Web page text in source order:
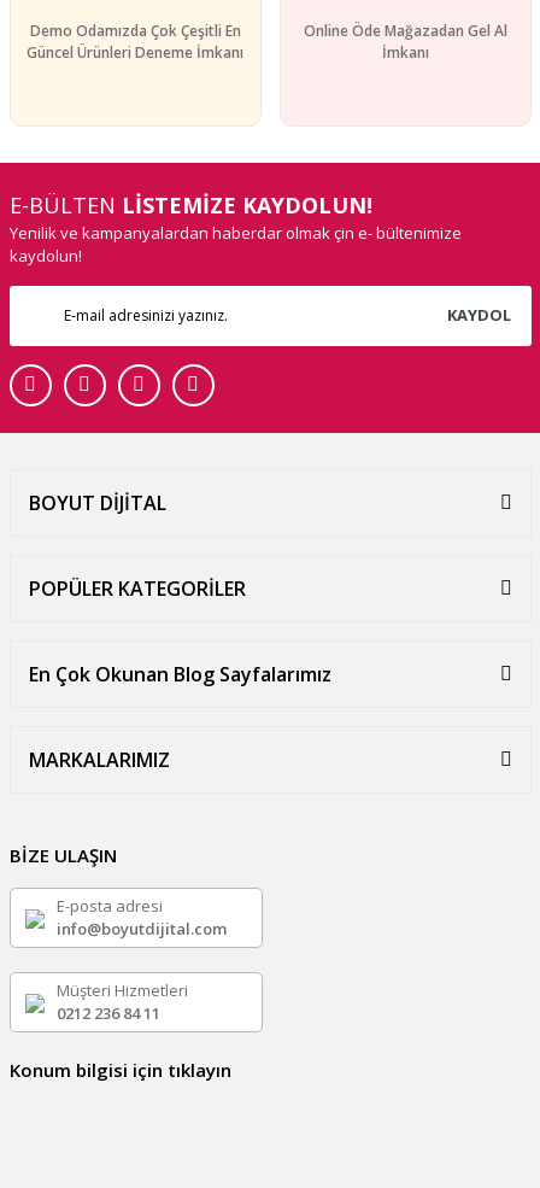
Demo Odamızda Çok Çeşitli En
Güncel Ürünleri Deneme İmkanı
Online Öde Mağazadan Gel Al
İmkanı
E-BÜLTEN LİSTEMİZE KAYDOLUN!
Yenilik ve kampanyalardan haberdar olmak çin e- bültenimize
kaydolun!
KAYDOL
BOYUT DİJİTAL
POPÜLER KATEGORİLER
En Çok Okunan Blog Sayfalarımız
MARKALARIMIZ
BİZE ULAŞIN
E-posta adresi
info@boyutdijital.com
Müşteri Hizmetleri
0212 236 84 11
Konum bilgisi için tıklayın